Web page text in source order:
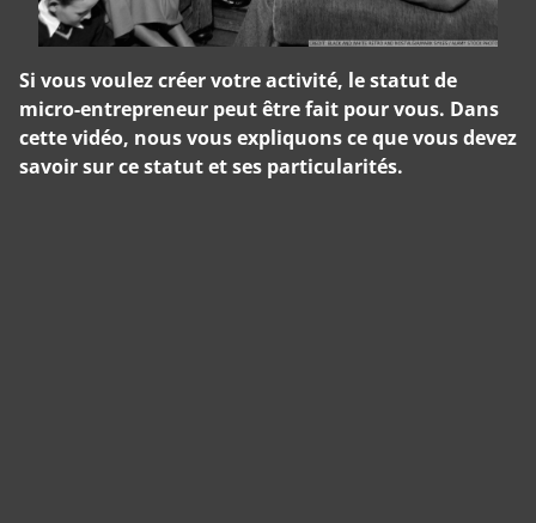
Si vous voulez créer votre activité, le statut de
micro-entrepreneur peut être fait pour vous. Dans
cette vidéo, nous vous expliquons ce que vous devez
savoir sur ce statut et ses particularités.